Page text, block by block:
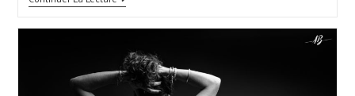
Séance
Couple